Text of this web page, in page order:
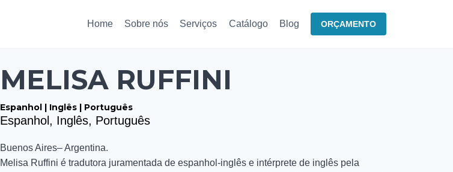
Home Sobre nós Serviços Catálogo Blog ORÇAMENTO
MELISA RUFFINI
Espanhol | Inglês | Português
Espanhol, Inglês, Português
Buenos Aires– Argentina.
Melisa Ruffini é tradutora juramentada de espanhol-inglês e intérprete de inglês pela